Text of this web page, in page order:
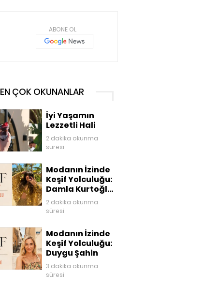
ABONE OL
EN ÇOK OKUNANLAR
İyi Yaşamın
Lezzetli Hali
2 dakika okunma
süresi
Modanın İzinde
Keşif Yolculuğu:
Damla Kurtoğlu
Akgönenç
2 dakika okunma
süresi
Modanın İzinde
Keşif Yolculuğu:
Duygu Şahin
3 dakika okunma
süresi